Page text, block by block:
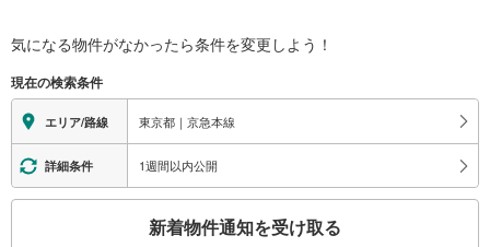
のものとなります。金利情勢により表記の返済額と異なる場合がありま
す。
ーーーーーーーーーーーーーーーーーーーーーーーーー
気になる物件がなかったら条件を変更しよう！
現在の検索条件
エリア/路線 東京都｜京急本線
詳細条件 1週間以内公開
新着物件通知を受け取る